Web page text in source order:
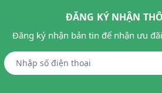
ĐĂNG KÝ NHẬN
Đăng ký nhận bản tin để nhận ưu